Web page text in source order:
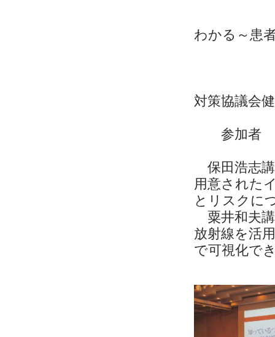
わかる～患
対策協議会
参加者
保田浩志
用意された
とリスクに
粟井和夫
放射線を活
で可視化で